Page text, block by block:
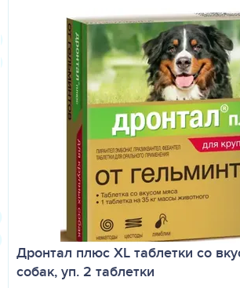
Дронтал плюс XL таблетки со
собак, уп. 2 таблетки